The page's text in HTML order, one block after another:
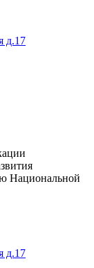
д.17
Национальной
д.17